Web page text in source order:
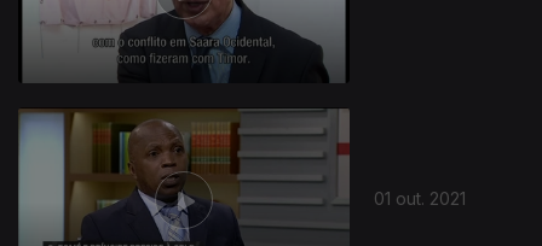
01 out. 2021